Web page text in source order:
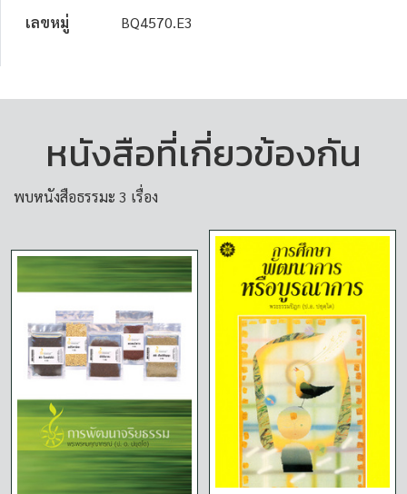
เลขหมู่ BQ4570.E3
หนังสือที่เกี่ยวข้องกัน
พบหนังสือธรรมะ 3 เรื่อง